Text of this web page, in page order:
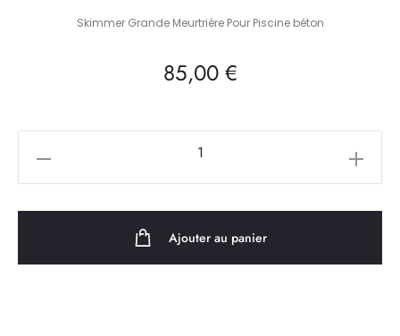
Skimmer Grande Meurtrière Pour Piscine béton
85,00 €
Ajouter au panier